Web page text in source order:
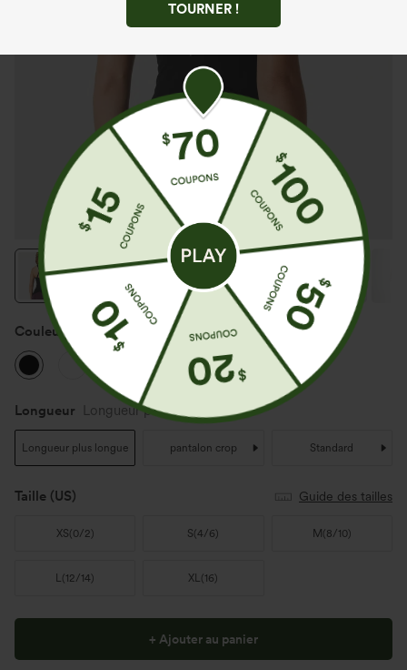
TOURNER !
Couleur Noir
Longueur Longueur plus longue
Longueur plus longue pantalon crop Standard
Taille (US) Guide des tailles
XS(0/2) S(4/6) M (8/10)
L(12/14) XL(16)
+ Ajouter au panier